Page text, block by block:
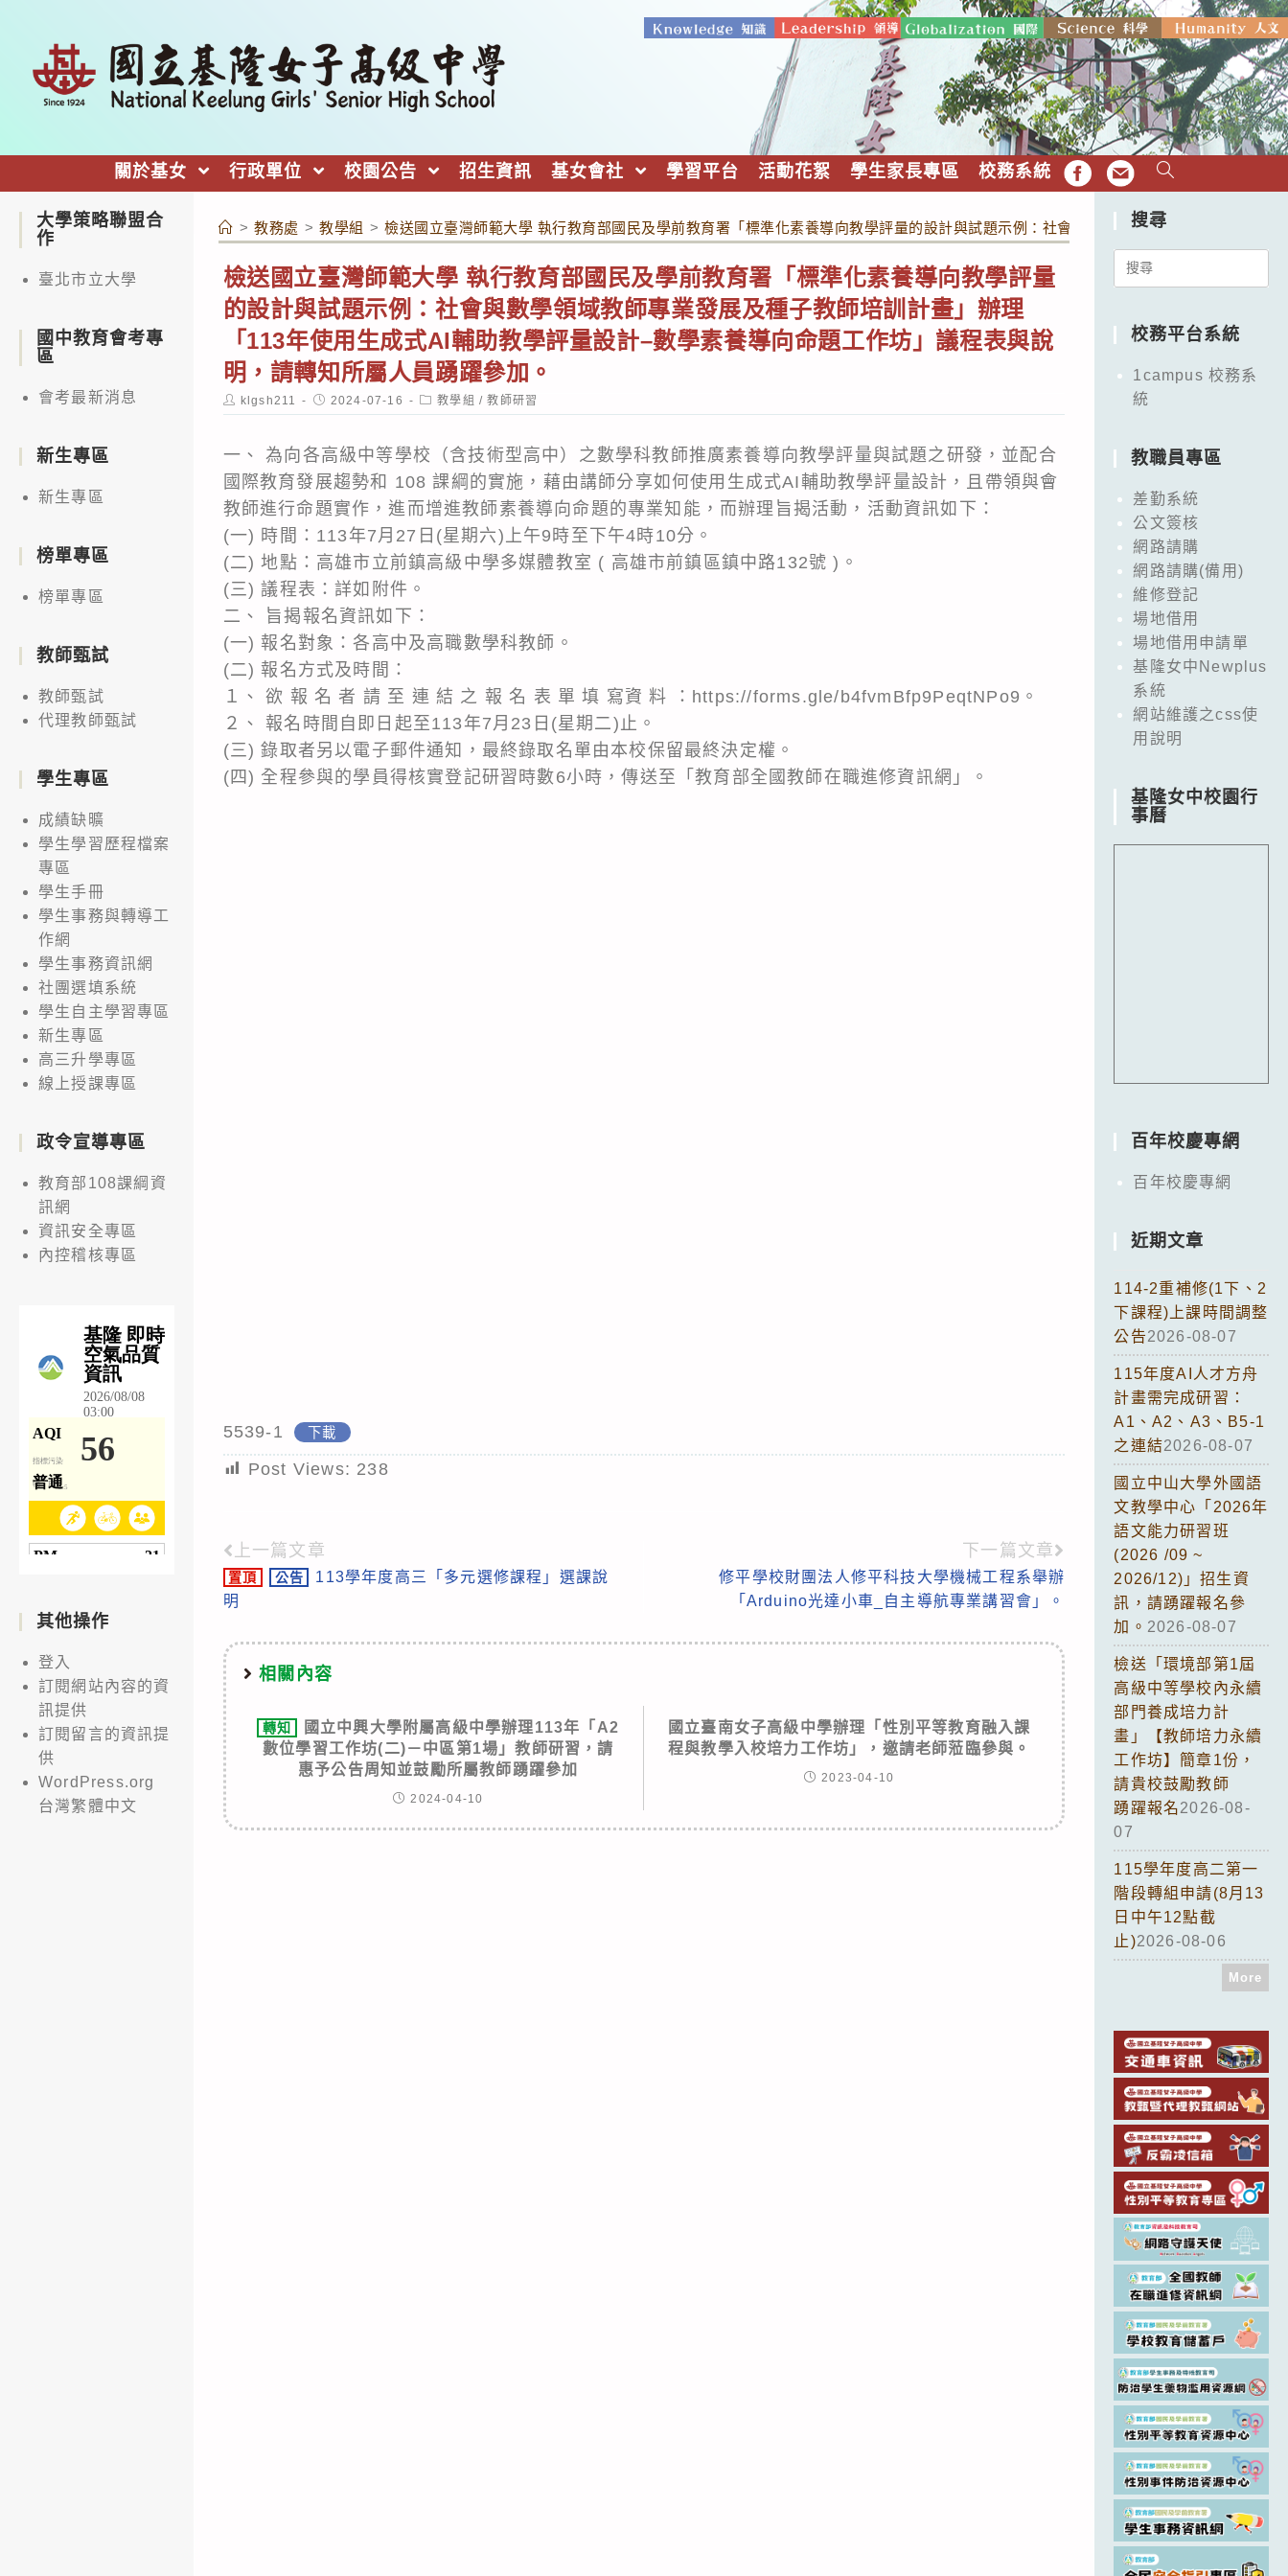
關於基女 行政單位 校園公告 招生資訊 基女會社 學習平台 活動花絮 學生家長專區 校務系統 FB EMAIL
> 教務處 > 教學組 > 檢送國立臺灣師範大學 執行教育部國民及學前教育署「標準化素養導向教學評量的設計與試題示例：社會與數學領域教師專業發展及
檢送國立臺灣師範大學 執行教育部國民及學前教育署「標準化素養導向教學評量
的設計與試題示例：社會與數學領域教師專業發展及種子教師培訓計畫」辦理
「113年使用生成式AI輔助教學評量設計–數學素養導向命題工作坊」議程表與說
明，請轉知所屬人員踴躍參加。
Post
author:
klgsh211
Post
published:
2024-07-16
Post
category:
教學組 / 教師研習
一、 為向各高級中等學校（含技術型高中）之數學科教師推廣素養導向教學評量與試題之研發，並配合
國際教育發展趨勢和 108 課綱的實施，藉由講師分享如何使用生成式AI輔助教學評量設計，且帶領與會
教師進行命題實作，進而增進教師素養導向命題的專業知能，而辦理旨揭活動，活動資訊如下：
(一) 時間：113年7月27日(星期六)上午9時至下午4時10分。
(二) 地點：高雄市立前鎮高級中學多媒體教室 ( 高雄市前鎮區鎮中路132號 )。
(三) 議程表：詳如附件。
二、 旨揭報名資訊如下：
(一) 報名對象：各高中及高職數學科教師。
(二) 報名方式及時間：
１、 欲 報 名 者 請 至 連 結 之 報 名 表 單 填 寫資 料 ：https://forms.gle/b4fvmBfp9PeqtNPo9。
２、 報名時間自即日起至113年7月23日(星期二)止。
(三) 錄取者另以電子郵件通知，最終錄取名單由本校保留最終決定權。
(四) 全程參與的學員得核實登記研習時數6小時，傳送至「教育部全國教師在職進修資訊網」。
5539-1 下載
Post Views: 238
Read
more
上一篇文章
置頂 公告
113學年度高三「多元選修課程」選課說
明
下一篇文章
修平學校財團法人修平科技大學機械工程系舉辦
「Arduino光達小車_自主導航專業講習會」。
相關內容
轉知
國立中興大學附屬高級中學辦理113年「A2
數位學習工作坊(二)－中區第1場」教師研習，請
惠予公告周知並鼓勵所屬教師踴躍參加
2024-04-10
國立臺南女子高級中學辦理「性別平等教育融入課
程與教學入校培力工作坊」，邀請老師蒞臨參與。
2023-04-10
大學策略聯盟合
作
臺北市立大學
國中教育會考專
區
會考最新消息
新生專區
新生專區
榜單專區
榜單專區
教師甄試
教師甄試
代理教師甄試
學生專區
成績缺曠
學生學習歷程檔案
專區
學生手冊
學生事務與轉導工
作網
學生事務資訊網
社團選填系統
學生自主學習專區
新生專區
高三升學專區
線上授課專區
政令宣導專區
教育部108課綱資
訊網
資訊安全專區
內控稽核專區
其他操作
登入
訂閱網站內容的資
訊提供
訂閱留言的資訊提
供
WordPress.org
台灣繁體中文
搜尋
Search
校務平台系統
1campus 校務系
統
教職員專區
差勤系統
公文簽核
網路請購
網路請購(備用)
維修登記
場地借用
場地借用申請單
基隆女中Newplus
系統
網站維護之css使
用說明
基隆女中校園行
事曆
百年校慶專網
百年校慶專網
近期文章
114-2重補修(1下、2
下課程)上課時間調整
公告2026-08-07
115年度AI人才方舟
計畫需完成研習：
A1、A2、A3、B5-1
之連結2026-08-07
國立中山大學外國語
文教學中心「2026年
語文能力研習班
(2026 /09 ~
2026/12)」招生資
訊，請踴躍報名參
加。 2026-08-07
檢送「環境部第1屆
高級中等學校內永續
部門養成培力計
畫」【教師培力永續
工作坊】簡章1份，
請貴校鼓勵教師
踴躍報名2026-08-
07
115學年度高二第一
階段轉組申請(8月13
日中午12點截
止)2026-08-06
More